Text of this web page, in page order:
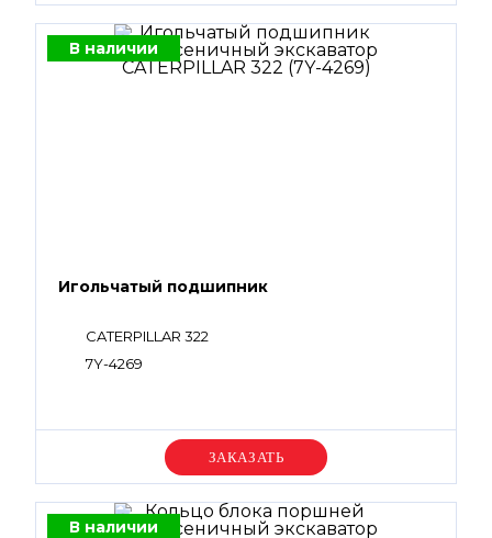
В наличии
Игольчатый подшипник
CATERPILLAR 322
7Y-4269
Уточняйте цену
В наличии